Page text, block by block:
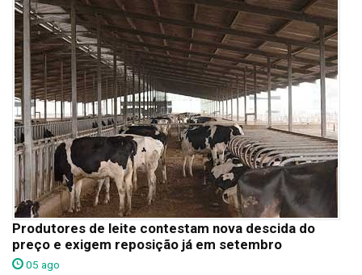
Produtores de leite contestam nova descida do
preço e exigem reposição já em setembro
05 ago